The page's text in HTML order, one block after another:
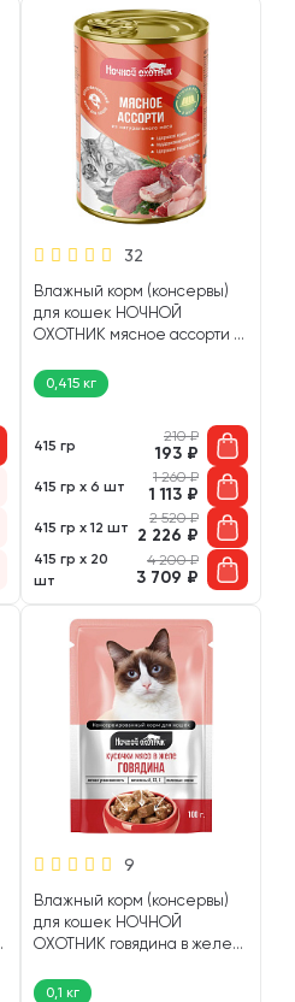
32
Влажный корм (консервы)
для кошек НОЧНОЙ
ОХОТНИК мясное ассорти в
0,415 кг
415 гр
210₽
193 ₽
415 гр х 6 шт
1 260₽
1 113 ₽
415 гр х 12 шт
2 520₽
2 226 ₽
415 гр х 20
шт
4 200₽
3 709 ₽
9
Влажный корм (консервы)
для кошек НОЧНОЙ
ОХОТНИК говядина в желе
0,1 кг